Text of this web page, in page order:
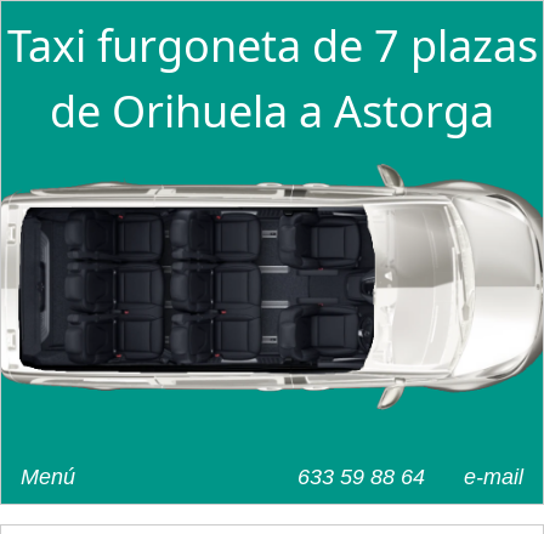
Taxi furgoneta de 7 plazas
de Orihuela a Astorga
e-mail
633 59 88 64
Menú